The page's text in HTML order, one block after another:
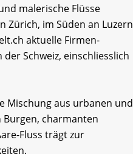
malerische Flüsse
Zürich, im Süden an Luzern
aktuelle Firmen-
Schweiz, einschliesslich
Mischung aus urbanen und
charmanten
Fluss trägt zur